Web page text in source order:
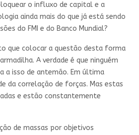
o influxo de capital e a
ainda mais do que já está sendo
do FMI e do Banco Mundial?
que colocar a questão desta forma
A verdade é que ninguém
a isso de antemão. Em última
da correlação de forças. Mas estas
e estão constantemente
de massas por objetivos